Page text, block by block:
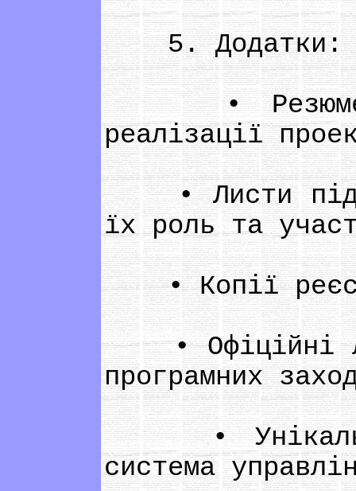
5. Додатки:
• Резюме
реалізації
• Листи
їх роль та
• Копії
• Офіційні
програмних
• Унікальний
система